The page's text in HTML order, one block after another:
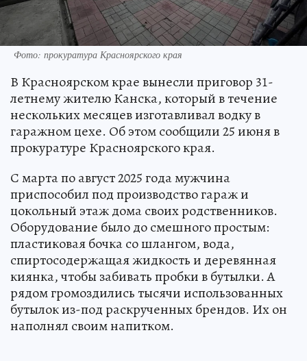
Фото: прокуратура Красноярского края
В Красноярском крае вынесли приговор 31-
летнему жителю Канска, который в течение
нескольких месяцев изготавливал водку в
гаражном цехе. Об этом сообщили 25 июня в
прокуратуре Красноярского края.
С марта по август 2025 года мужчина
приспособил под производство гараж и
цокольный этаж дома своих родственников.
Оборудование было до смешного простым:
пластиковая бочка со шлангом, вода,
спиртосодержащая жидкость и деревянная
киянка, чтобы забивать пробки в бутылки. А
рядом громоздились тысячи использованных
бутылок из-под раскрученных брендов. Их он
наполнял своим напитком.